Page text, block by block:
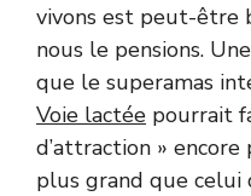
vivons est peut-être
nous le pensions.
que le superamas
Voie lactée pourrait
d’attraction » encore
plus grand que celui